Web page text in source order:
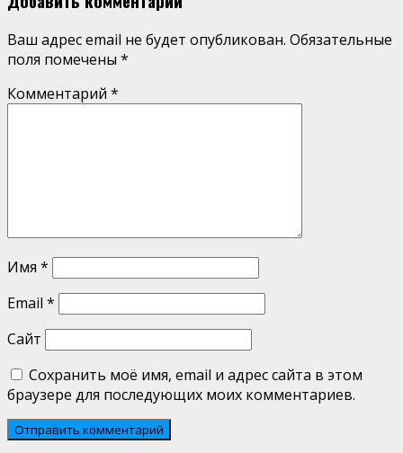
Ваш адрес email не будет опубликован. Обязательные
поля помечены *
Комментарий *
Имя *
Email *
Сайт
Сохранить моё имя, email и адрес сайта в этом
браузере для последующих моих комментариев.